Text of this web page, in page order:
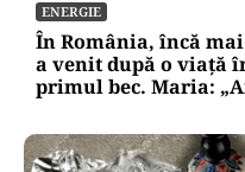
ENERGIE
În România, încă
a venit după o viață
primul bec. Maria: